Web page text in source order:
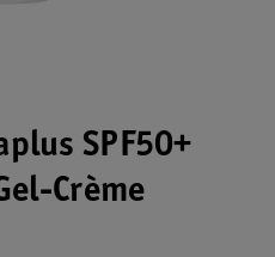
SPF50+
Crème